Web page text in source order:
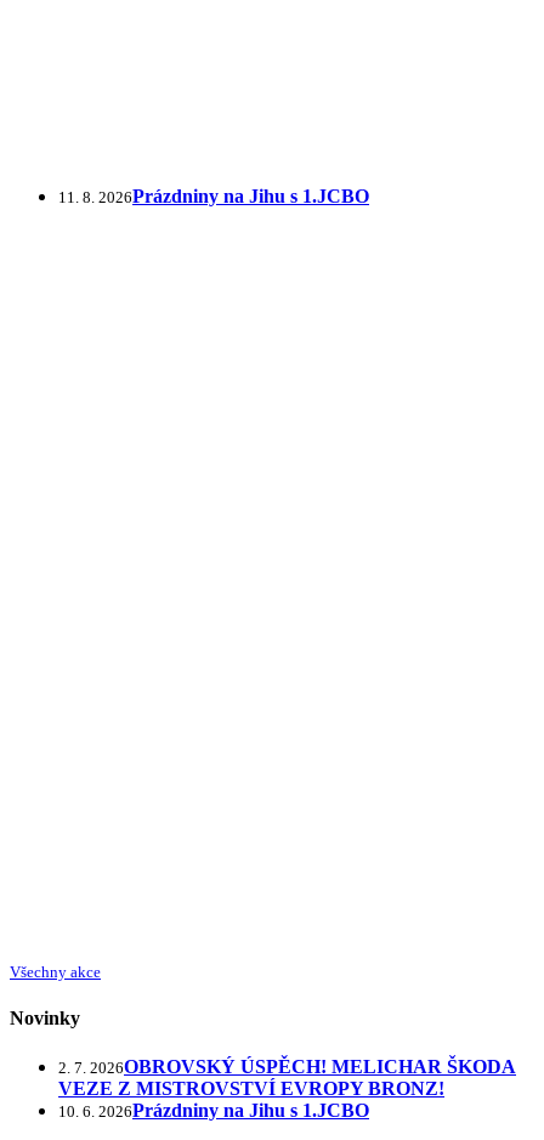
11. 8. 2026Prázdniny na Jihu s 1.JCBO
Všechny akce
Novinky
2. 7. 2026OBROVSKÝ ÚSPĚCH! MELICHAR ŠKODA
VEZE Z MISTROVSTVÍ EVROPY BRONZ!
10. 6. 2026Prázdniny na Jihu s 1.JCBO